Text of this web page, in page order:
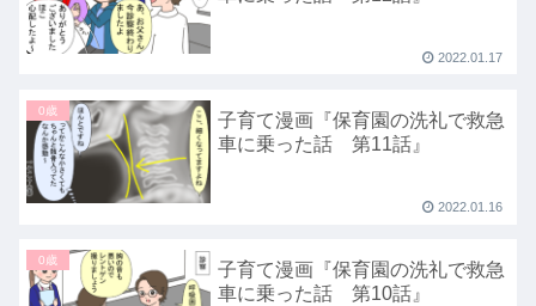
2022.01.17
0歳
子育て漫画『保育園の洗礼で救急
車に乗った話 第11話』
2022.01.16
0歳
子育て漫画『保育園の洗礼で救急
車に乗った話 第10話』